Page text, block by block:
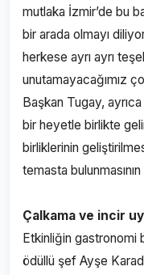
mutlaka İzmir’de bu
bir arada olmayı
herkese ayrı ayrı
unutamayacağımız
Başkan Tugay,
bir heyetle birlikte
birliklerinin
temasta
Çalkama ve incir
Etkinliğin gastronomi
ödüllü şef Ayşe